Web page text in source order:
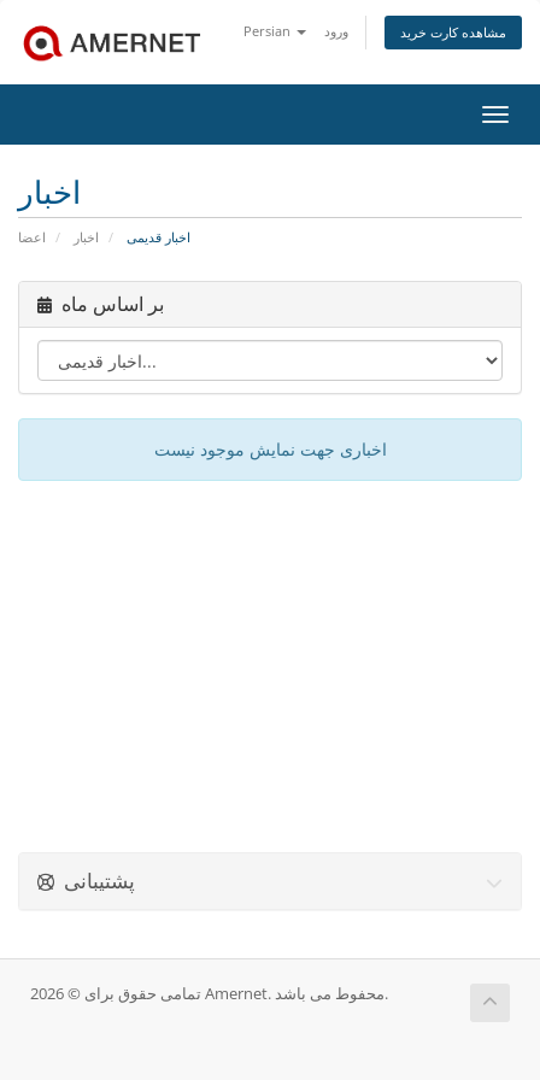
Persian ورود مشاهده کارت خرید
اخبار
اعضا اخبار اخبار قدیمی
بر اساس ماه
اخباری جهت نمایش موجود نیست
پشتیبانی
تمامی حقوق برای © 2026 Amernet. محفوط می باشد.